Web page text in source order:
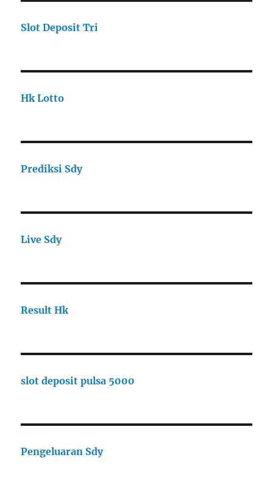
Slot Deposit Tri
Hk Lotto
Prediksi Sdy
Live Sdy
Result Hk
slot deposit pulsa 5000
Pengeluaran Sdy